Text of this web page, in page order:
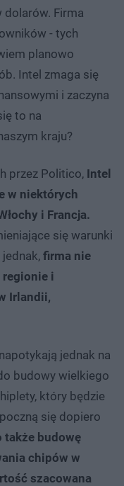
Firma
- tych
planowo
Intel zmaga się
i zaczyna
to na
kraju?
przez Politico, Intel
w niektórych
i Francja.
się warunki
firma nie
regionie i
Irlandii,
jednak na
budowy wielkiego
który będzie
się dopiero
także budowę
chipów w
szacowana